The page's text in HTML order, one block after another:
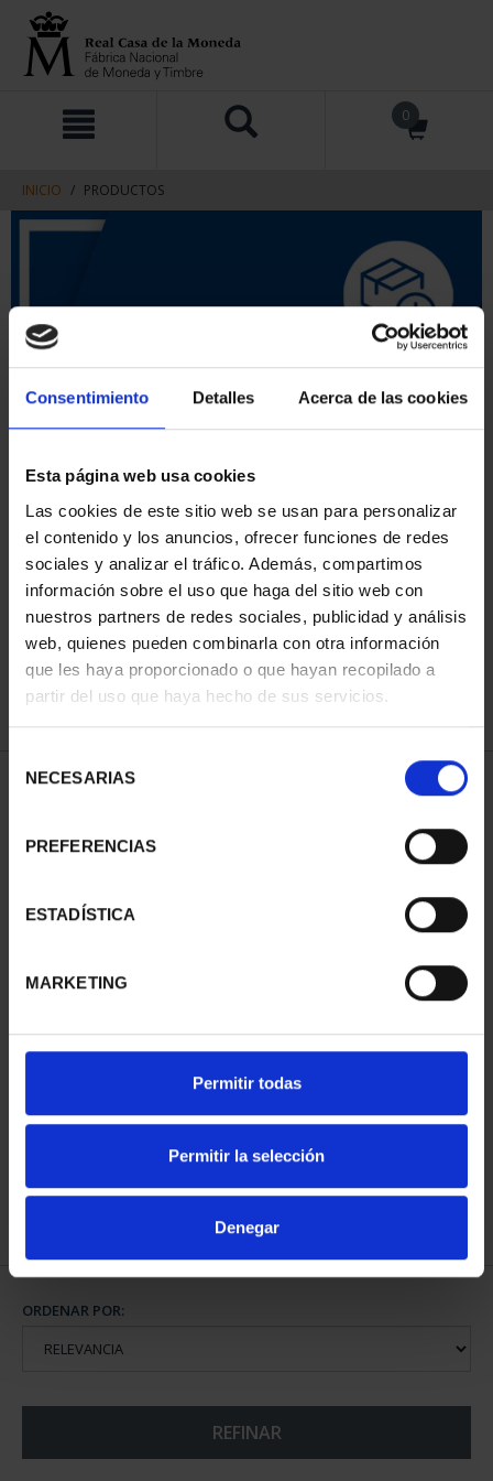
Consentimiento Detalles Acerca de las cookies
Esta página web usa cookies
Las cookies de este sitio web se usan para personalizar
el contenido y los anuncios, ofrecer funciones de redes
sociales y analizar el tráfico. Además, compartimos
información sobre el uso que haga del sitio web con
nuestros partners de redes sociales, publicidad y análisis
web, quienes pueden combinarla con otra información
que les haya proporcionado o que hayan recopilado a
partir del uso que haya hecho de sus servicios.
NECESARIAS
PREFERENCIAS
ESTADÍSTICA
MARKETING
Permitir todas
Permitir la selección
Denegar
contenido
navegacin
0
INICIO PRODUCTOS
ORDENAR POR:
REFINAR
1 Productos encontrados
CIUDADES PATRIMONIO
73,00 €
ORDENAR POR:
REFINAR